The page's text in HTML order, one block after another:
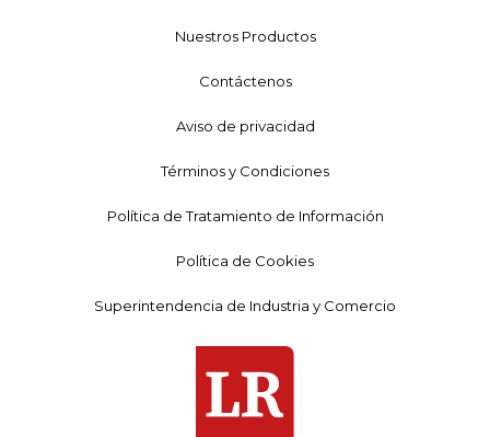
Nuestros Productos
Contáctenos
Aviso de privacidad
Términos y Condiciones
Política de Tratamiento de Información
Política de Cookies
Superintendencia de Industria y Comercio